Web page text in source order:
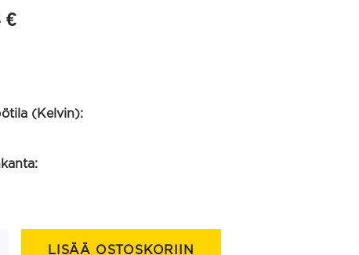
€
(Kelvin):
LISÄÄ OSTOSKORIIN